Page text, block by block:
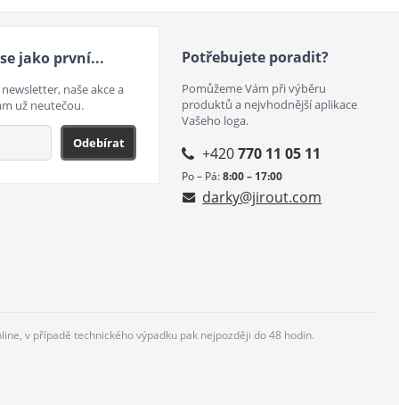
jako první...
naše akce a
už neutečou.
Odebírat
Potřebujete poradit?
Pomůžeme Vám při výběru
produktů a nejvhodnější aplikace
Vašeho loga.
+420770 11 05 11
Po – Pá:8:00 – 17:00
darky@jirout.com
v případě technického výpadku pak nejpozději do 48 hodin.